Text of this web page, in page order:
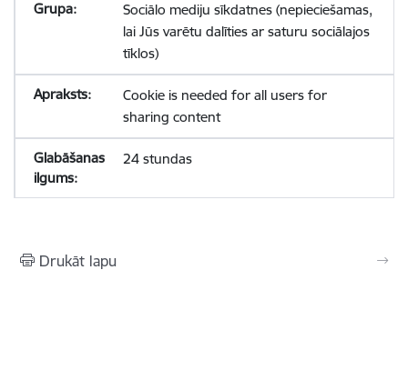
Sociālo mediju sīkdatnes (nepieciešamas,
lai Jūs varētu dalīties ar saturu sociālajos
tīklos)
Cookie is needed for all users for
sharing content
24 stundas
Drukāt lapu